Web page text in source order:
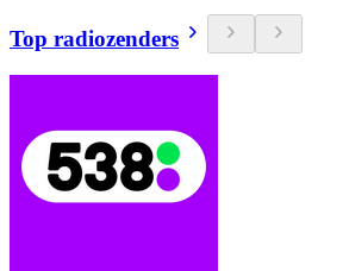
Top radiozenders